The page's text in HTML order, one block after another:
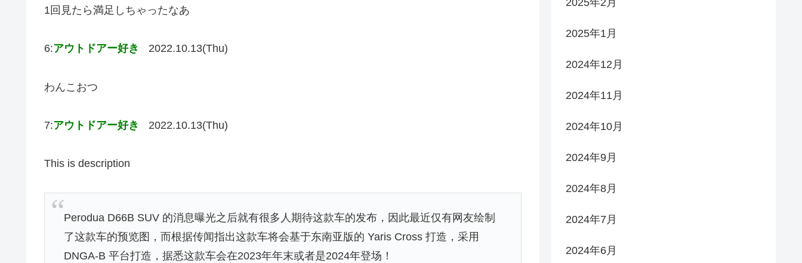
1回見たら満足しちゃったなあ
6:アウトドアー好き 2022.10.13(Thu)
わんこおつ
7:アウトドアー好き 2022.10.13(Thu)
This is description
Perodua D66B SUV 的消息曝光之后就有很多人期待这款车的发布，因此最近仅有网友绘制
了这款车的预览图，而根据传闻指出这款车将会基于东南亚版的 Yaris Cross 打造，采用
DNGA-B 平台打造，据悉这款车会在2023年年末或者是2024年登场！
2025年1月
2024年12月
2024年11月
2024年10月
2024年9月
2024年8月
2024年7月
2024年6月